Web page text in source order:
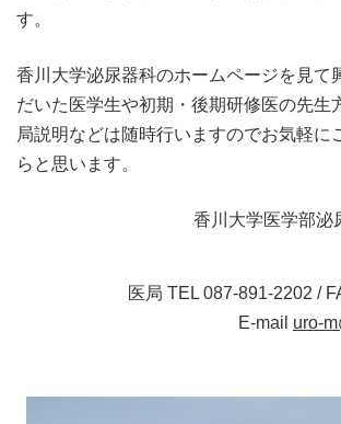
す。
香川大学泌尿器科のホームページを見て
だいた医学生や初期・後期研修医の先生
局説明などは随時行いますのでお気軽に
らと思います。
香川大学医学部
医局 TEL 087-891-2202 /
E-mail uro-